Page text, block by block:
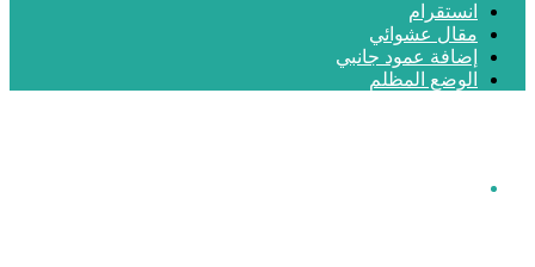
انستقرام
مقال عشوائي
إضافة عمود جانبي
الوضع المظلم